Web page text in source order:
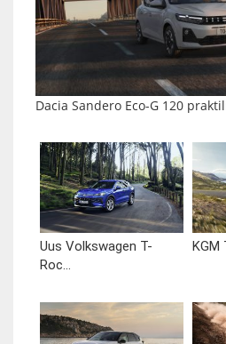
Dacia Sandero Eco-G 120
Uus Volkswagen T-
Roc...
KGM